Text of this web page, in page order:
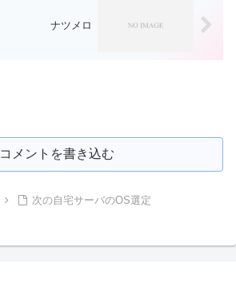
ナツメロ
コメントを書き込む
次の自宅サーバのOS選定